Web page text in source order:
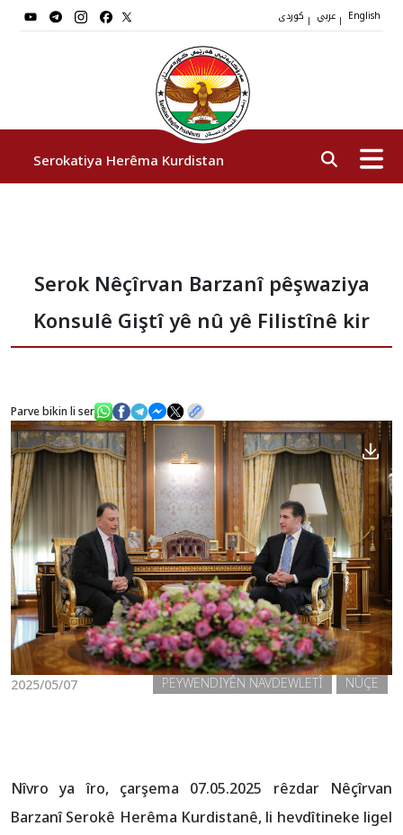
| | English
Serokatiya Herêma Kurdistan
Cîgirên Serok
Stafê Serokatiyê
Sazî
Nûçe
Galerî
Serok Nêçîrvan Barzanî pêşwaziya
Konsulê Giştî yê nû yê Filistînê kir
Parve bikin li ser
2025/05/07 NÛÇE
PEYWENDIYÊN NAVDEWLETÎ
Nîvro ya îro, çarşema 07.05.2025 rêzdar Nêçîrvan
Barzanî Serokê Herêma Kurdistanê, li hevdîtineke ligel